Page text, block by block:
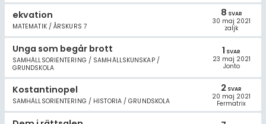
ekvation
MATEMATIK / ÅRSKURS 7
8 SVAR
30 maj 2021
zaljk
Unga som begår brott
SAMHÄLLSORIENTERING / SAMHÄLLSKUNSKAP /
GRUNDSKOLA
1 SVAR
23 maj 2021
Jonto
Kostantinopel
SAMHÄLLSORIENTERING / HISTORIA / GRUNDSKOLA
2 SVAR
20 maj 2021
Fermatrix